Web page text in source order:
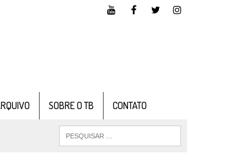
SOBRE O TB CONTATO